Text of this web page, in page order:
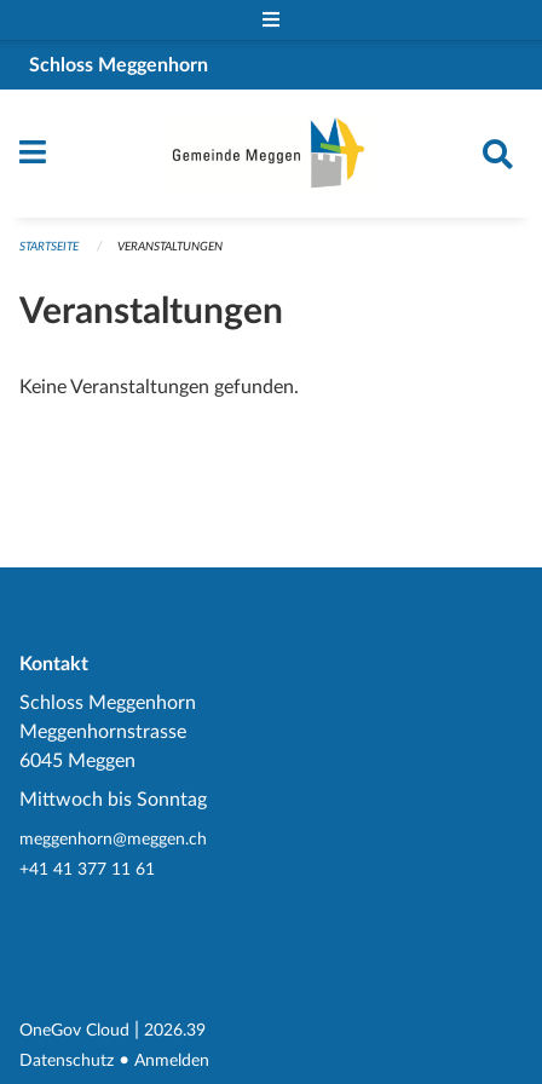
Schloss Meggenhorn
STARTSEITE VERANSTALTUNGEN
Veranstaltungen
Keine Veranstaltungen gefunden.
Kontakt
Schloss Meggenhorn
Meggenhornstrasse
6045 Meggen
Mittwoch bis Sonntag
meggenhorn@meggen.ch
+41 41 377 11 61
OneGov Cloud (External Link)
2026.39
Datenschutz (External Link)
Anmelden